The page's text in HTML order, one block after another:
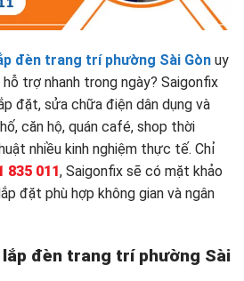
đèn trang trí phường Sài Gòn uy
trợ nhanh trong ngày? Saigonfix
đặt, sửa chữa điện dân dụng và
căn hộ, quán café, shop thời
nhiều kinh nghiệm thực tế. Chỉ
835 011, Saigonfix sẽ có mặt khảo
đặt phù hợp không gian và ngân
đèn trang trí phường Sài